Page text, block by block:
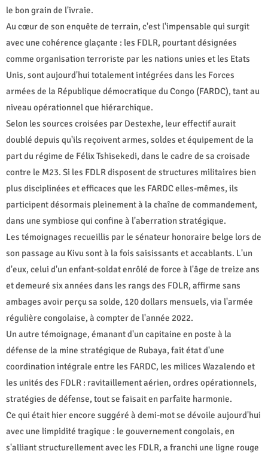
le bon grain de l'ivraie.
Au cœur de son enquête de terrain, c'est l'impensable qui surgit
avec une cohérence glaçante : les FDLR, pourtant désignées
comme organisation terroriste par les nations unies et les Etats
Unis, sont aujourd'hui totalement intégrées dans les Forces
armées de la République démocratique du Congo (FARDC), tant au
niveau opérationnel que hiérarchique.
Selon les sources croisées par Destexhe, leur effectif aurait
doublé depuis qu'ils reçoivent armes, soldes et équipement de la
part du régime de Félix Tshisekedi, dans le cadre de sa croisade
contre le M23. Si les FDLR disposent de structures militaires bien
plus disciplinées et efficaces que les FARDC elles-mêmes, ils
participent désormais pleinement à la chaîne de commandement,
dans une symbiose qui confine à l'aberration stratégique.
Les témoignages recueillis par le sénateur honoraire belge lors de
son passage au Kivu sont à la fois saisissants et accablants. L'un
d'eux, celui d'un enfant-soldat enrôlé de force à l'âge de treize ans
et demeuré six années dans les rangs des FDLR, affirme sans
ambages avoir perçu sa solde, 120 dollars mensuels, via l'armée
régulière congolaise, à compter de l'année 2022.
Un autre témoignage, émanant d'un capitaine en poste à la
défense de la mine stratégique de Rubaya, fait état d'une
coordination intégrale entre les FARDC, les milices Wazalendo et
les unités des FDLR : ravitaillement aérien, ordres opérationnels,
stratégies de défense, tout se faisait en parfaite harmonie.
Ce qui était hier encore suggéré à demi-mot se dévoile aujourd'hui
avec une limpidité tragique : le gouvernement congolais, en
s'alliant structurellement avec les FDLR, a franchi une ligne rouge